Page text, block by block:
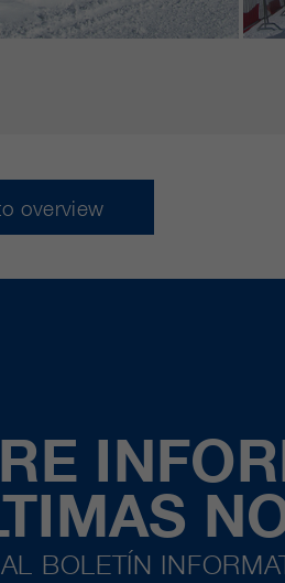
overview
BOLETÍN